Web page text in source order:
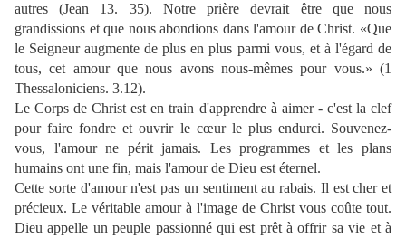
autres (Jean 13. 35). Notre prière devrait être que nous
grandissions et que nous abondions dans l'amour de Christ. «Que
le Seigneur augmente de plus en plus parmi vous, et à l'égard de
tous, cet amour que nous avons nous-mêmes pour vous.» (1
Thessaloniciens. 3.12).
Le Corps de Christ est en train d'apprendre à aimer - c'est la clef
pour faire fondre et ouvrir le cœur le plus endurci. Souvenez-
vous, l'amour ne périt jamais. Les programmes et les plans
humains ont une fin, mais l'amour de Dieu est éternel.
Cette sorte d'amour n'est pas un sentiment au rabais. Il est cher et
précieux. Le véritable amour à l'image de Christ vous coûte tout.
Dieu appelle un peuple passionné qui est prêt à offrir sa vie et à